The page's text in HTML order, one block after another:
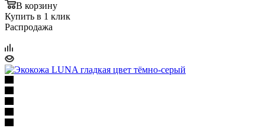
В корзину
Купить в 1 клик
Распродажа